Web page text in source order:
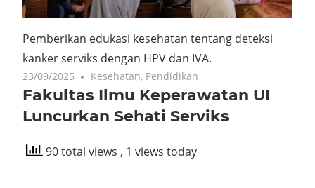
Pemberikan edukasi kesehatan tentang deteksi
kanker serviks dengan HPV dan IVA.
23/09/2025 Kesehatan, Pendidikan
Fakultas Ilmu Keperawatan UI
Luncurkan Sehati Serviks
90 total views , 1 views today